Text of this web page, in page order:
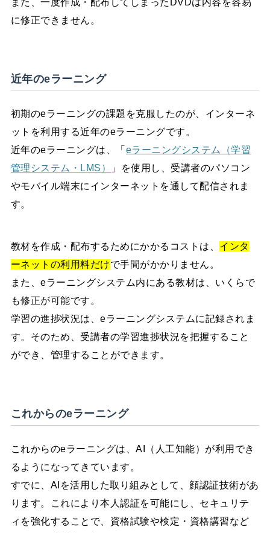
に修正できません。
近年のeラーニング
初期のeラーニングの課題を克服したのが、インターネ
ットを利用する近年のeラーニングです。
近年のeラーニングは、「 eラーニングシステム（学習
管理システム・LMS）
」を使用し、受講者のパソコン
やモバイル端末にインターネットを通して配信されま
す。
教材を作成・配布するためにかかるコストは、 インタ
ーネットの利用料だけで手間がかかりません。
また、eラーニングシステム内にある教材は、いくらで
も修正が可能です。
学習の進捗状況は、eラーニングシステムに記録されま
す。そのため、受講者の学習進捗状況を把握すること
ができ、管理することができます。
これからのeラーニング
これからのeラーニングは、AI（人工知能）が利用でき
るようになってきています。
すでに、AIを活用した取り組みとして、顔認証技術があ
ります。これにより本人認証を可能にし、セキュリテ
ィを強化することで、資格試験や検定・資格講習など